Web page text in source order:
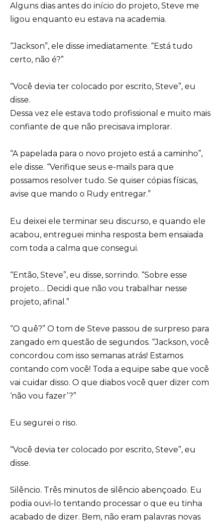
Alguns dias antes do início do projeto, Steve me
ligou enquanto eu estava na academia.
“Jackson”, ele disse imediatamente. “Está tudo
certo, não é?”
“Você devia ter colocado por escrito, Steve”, eu
disse.
Dessa vez ele estava todo profissional e muito mais
confiante de que não precisava implorar.
“A papelada para o novo projeto está a caminho”,
ele disse. “Verifique seus e-mails para que
possamos resolver tudo. Se quiser cópias físicas,
avise que mando o Rudy entregar.”
Eu deixei ele terminar seu discurso, e quando ele
acabou, entreguei minha resposta bem ensaiada
com toda a calma que consegui.
“Então, Steve”, eu disse, sorrindo. “Sobre esse
projeto… Decidi que não vou trabalhar nesse
projeto, afinal.”
“O quê?” O tom de Steve passou de surpreso para
zangado em questão de segundos. “Jackson, você
concordou com isso semanas atrás! Estamos
contando com você! Toda a equipe sabe que você
vai cuidar disso. O que diabos você quer dizer com
‘não vou fazer’?”
Eu segurei o riso.
“Você devia ter colocado por escrito, Steve”, eu
disse.
Silêncio. Três minutos de silêncio abençoado. Eu
podia ouvi-lo tentando processar o que eu tinha
acabado de dizer. Bem, não eram palavras novas